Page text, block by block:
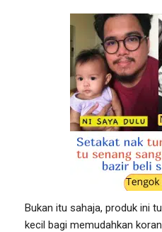
Bukan itu sahaja, produk ini
kecil bagi memudahkan